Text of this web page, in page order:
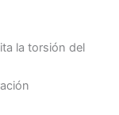
la torsión del